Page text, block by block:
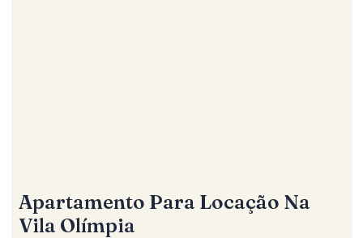
Apartamento Para Locação Na
Vila Olímpia